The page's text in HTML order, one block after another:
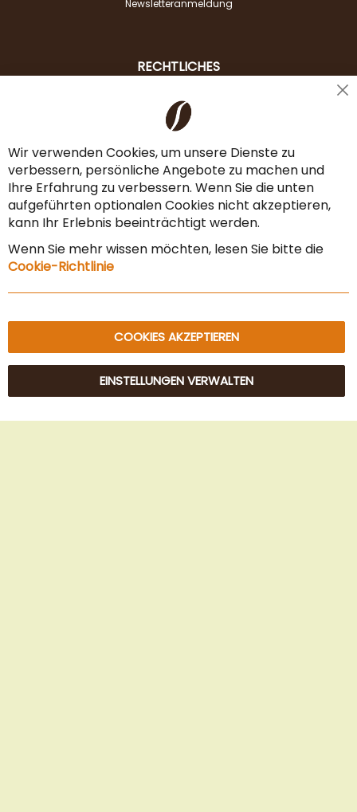
Newsletteranmeldung
RECHTLICHES
Liefer- & Versandkosten
AGB & Widerrufsrecht
Vertrag widerrufen
Impressum
Datenschutz & Sicherheit
© 2025 Beans Kaffeehandel OG. Alle Rechte vorbehalten.
Wir verwenden Cookies, um unsere Dienste zu
verbessern, persönliche Angebote zu machen und
Ihre Erfahrung zu verbessern. Wenn Sie die unten
aufgeführten optionalen Cookies nicht akzeptieren,
kann Ihr Erlebnis beeinträchtigt werden.
Wenn Sie mehr wissen möchten, lesen Sie bitte die
Cookie-Richtlinie
COOKIES AKZEPTIEREN
EINSTELLUNGEN VERWALTEN